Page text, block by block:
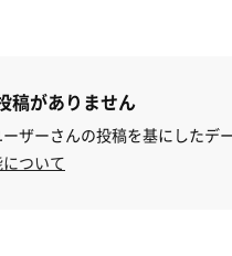
稿がありません
ザーさんの投稿を基にしたデ
ついて